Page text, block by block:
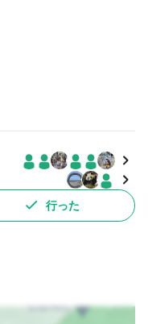
行った